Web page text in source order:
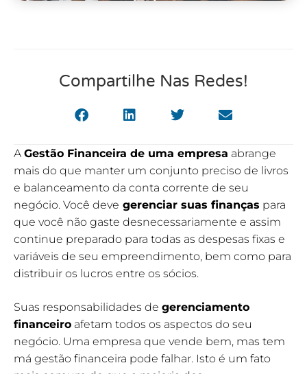
Compartilhe Nas Redes!
A Gestão Financeira de uma empresa abrange
mais do que manter um conjunto preciso de livros
e balanceamento da conta corrente de seu
negócio. Você deve gerenciar suas finanças para
que você não gaste desnecessariamente e assim
continue preparado para todas as despesas fixas e
variáveis de seu empreendimento, bem como para
distribuir os lucros entre os sócios.
Suas responsabilidades de gerenciamento
financeiro afetam todos os aspectos do seu
negócio. Uma empresa que vende bem, mas tem
má gestão financeira pode falhar. Isto é um fato